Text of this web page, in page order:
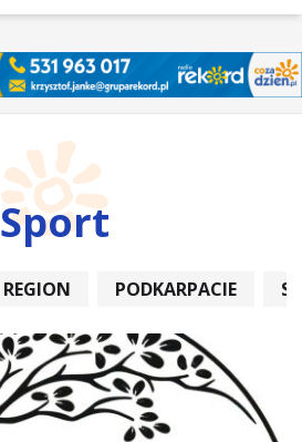
Sport
REGION PODKARPACIE